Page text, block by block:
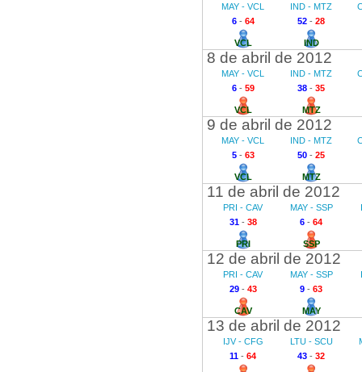
MAY - VCL
6- 64
VCL
IND - MTZ
52 - 28
IND
8 de abril de 2012
MAY - VCL
6- 59
VCL
IND - MTZ
38 - 35
MTZ
9 de abril de 2012
MAY - VCL
5- 63
VCL
IND - MTZ
50 - 25
MTZ
11 de abril de 2012
PRI - CAV
31- 38
PRI
MAY - SSP
6 - 64
SSP
12 de abril de 2012
PRI - CAV
29- 43
CAV
MAY - SSP
9 - 63
MAY
13 de abril de 2012
IJV - CFG
11 - 64
LTU - SCU
43 - 32